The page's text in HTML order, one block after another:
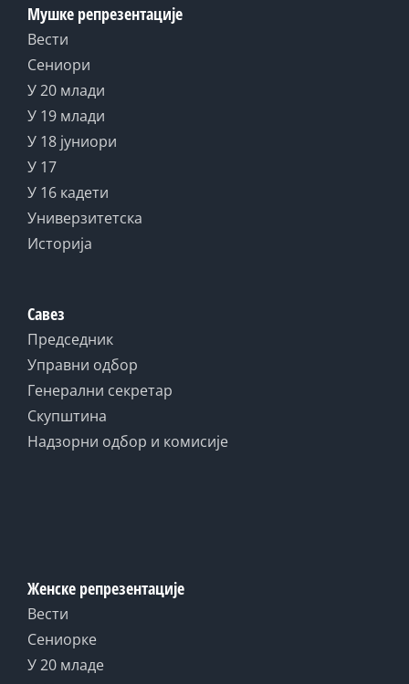
Мушке репрезентације
Вести
Сениори
У 20 млади
У 19 млади
У 18 јуниори
У 17
У 16 кадети
Универзитетска
Историја
Савез
Председник
Управни одбор
Генерални секретар
Скупштина
Надзорни одбор и комисије
Женске репрезентације
Вести
Сениорке
У 20 младе